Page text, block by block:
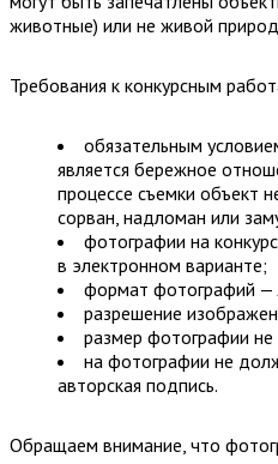
животные) или не живой
Требования к конкурсным
обязательным
является бережное
процессе съемки объект
сорван, надломан или
фотографии на
в электронном варианте;
формат фотографий —
разрешение
размер фотографии
на фотографии не
авторская подпись.
Обращаем внимание, что